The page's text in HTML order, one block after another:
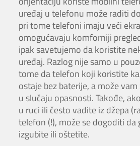
uređaj u telefonu može raditi
pri tome telefoni imaju veći
omogućavaju komforniji
ipak savetujemo da koristite
uređaj. Razlog nije samo u
tome da telefon koji koristite
ostaje bez baterije, a može
u slučaju opasnosti. Takođe,
u ruci ili često vadite iz džepa
telefon (!), može se dogoditi da
izgubite ili oštetite.